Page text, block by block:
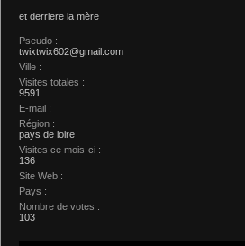
et derriere la mère
Pseudo :
twixtwix602@gmail.com
Ville :
Visites totales :
9591
E-mail :
Région :
pays de loire
Visites ce mois-ci :
136
Site Web :
Pays :
Nombre de votes :
103